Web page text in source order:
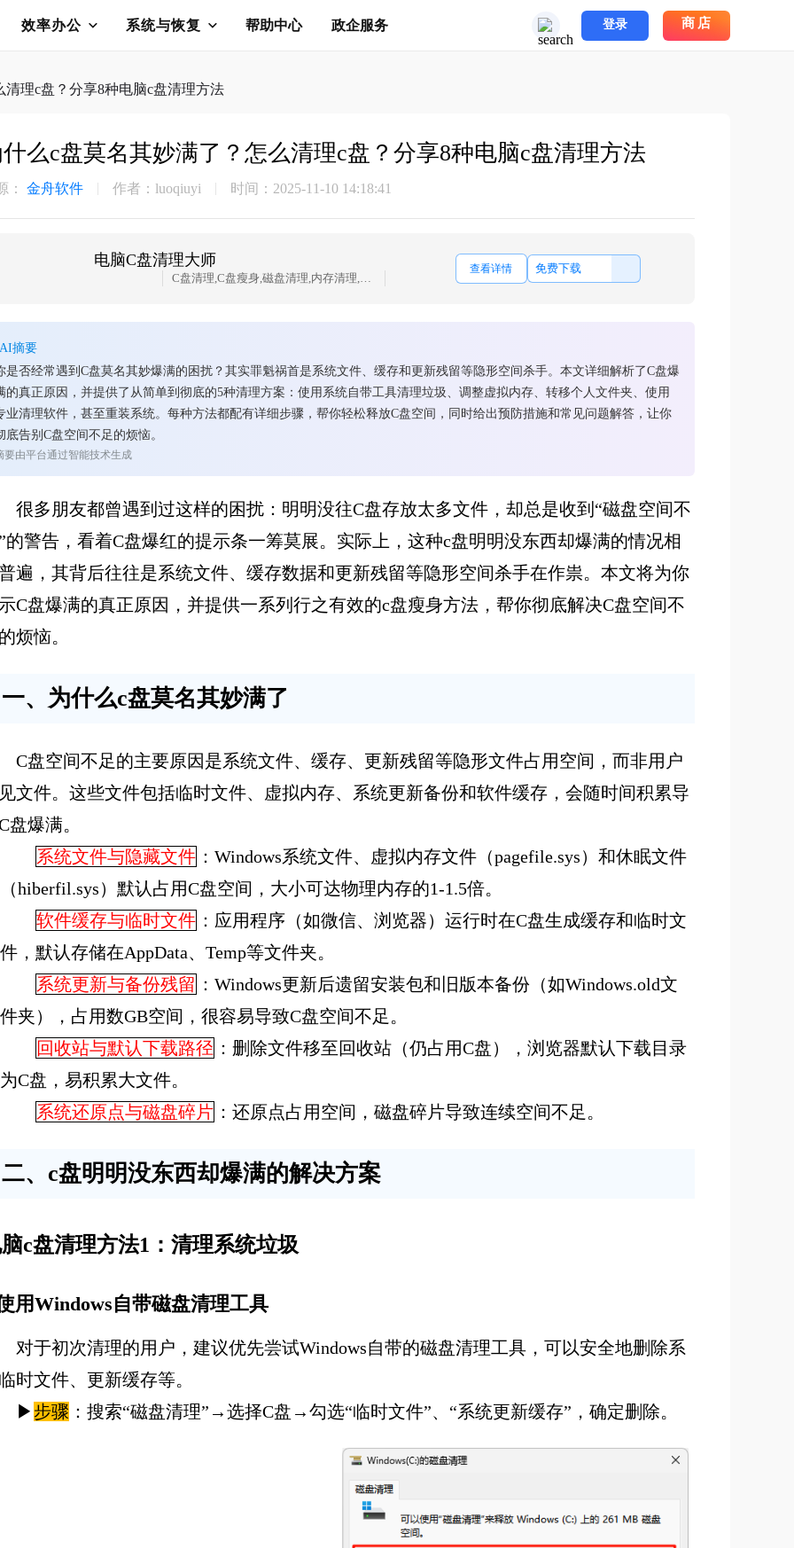
效率办公 系统与恢复 帮助中心 政企服务 登录 商店
理c盘？分享8种电脑c盘清理方法
么c盘莫名其妙满了？怎么清理c盘？分享8种电脑c盘清理方法
： 金舟软件 作者：luoqiuyi 时间：2025-11-10 14:18:41
电脑C盘清理大师
C盘清理,C盘瘦身,磁盘清理,内存清理,大文件搬家,微信QQ专清,QQ专清
查看详情 免费下载
AI摘要
是否经常遇到C盘莫名其妙爆满的困扰？其实罪魁祸首是系统文件、缓存和更新残留等隐形空间杀手。本文详细解析了C盘爆
的真正原因，并提供了从简单到彻底的5种清理方案：使用系统自带工具清理垃圾、调整虚拟内存、转移个人文件夹、使用
业清理软件，甚至重装系统。每种方法都配有详细步骤，帮你轻松释放C盘空间，同时给出预防措施和常见问题解答，让你
底告别C盘空间不足的烦恼。
要由平台通过智能技术生成
很多朋友都曾遇到过这样的困扰：明明没往C盘存放太多文件，却总是收到“磁盘空间不
的警告，看着C盘爆红的提示条一筹莫展。实际上，这种c盘明明没东西却爆满的情况相
遍，其背后往往是系统文件、缓存数据和更新残留等隐形空间杀手在作祟。本文将为你
C盘爆满的真正原因，并提供一系列行之有效的c盘瘦身方法，帮你彻底解决C盘空间不
烦恼。‌‌
一、为什么c盘莫名其妙满了
C盘空间不足的主要原因是系统文件、缓存、更新残留等隐形文件占用空间，而非用户
文件。‌这些文件包括临时文件、虚拟内存、系统更新备份和软件缓存，会随时间积累导
盘爆满。
系统文件与隐藏文件‌ ：Windows系统文件、虚拟内存文件（pagefile.sys）和休眠文件
（hiberfil.sys）默认占用C盘空间，大小可达物理内存的1-1.5倍。‌
软件缓存与临时文件‌ ：应用程序（如微信、浏览器）运行时在C盘生成缓存和临时文
件，默认存储在AppData、Temp等文件夹。‌
系统更新与备份残留‌ ：Windows更新后遗留安装包和旧版本备份（如Windows.old文
件夹），占用数GB空间，很容易导致C盘空间不足。
回收站与默认下载路径‌ ：删除文件移至回收站（仍占用C盘），浏览器默认下载目录
为C盘，易积累大文件。
系统还原点与磁盘碎片‌ ：还原点占用空间，磁盘碎片导致连续空间不足。‌‌
二、c盘明明没东西却爆满的解决方案
c盘清理方法1：清理系统垃圾‌
用Windows自带磁盘清理工具
对于初次清理的用户，建议优先尝试Windows自带的磁盘清理工具，可以安全地删除系
时文件、更新缓存等。
▶ 步骤 ：搜索“磁盘清理”→选择C盘→勾选“临时文件”、“系统更新缓存”，确定删除。‌